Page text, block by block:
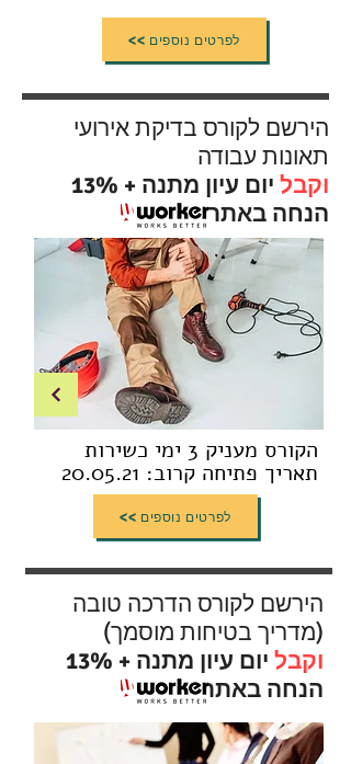
<< לפרטים נוספים
הירשם לקורס בדיקת אירועי
תאונות עבודה
וקבל
יום עיון מתנה + 13%
הנחה באתר
הקורס מעניק 3 ימי כשירות
תאריך פתיחה קרוב: 20.05.21
<< לפרטים נוספים
הירשם לקורס הדרכה טובה
(מדריך בטיחות מוסמך)
וקבל
יום עיון מתנה + 13%
הנחה באתר